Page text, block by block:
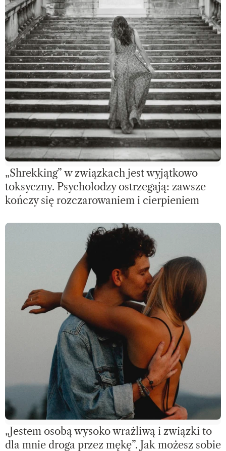
„Shrekking” w związkach jest wyjątkowo
toksyczny. Psycholodzy ostrzegają: zawsze
kończy się rozczarowaniem i cierpieniem
„Jestem osobą wysoko wrażliwą i związki to
dla mnie droga przez mękę”. Jak możesz sobie